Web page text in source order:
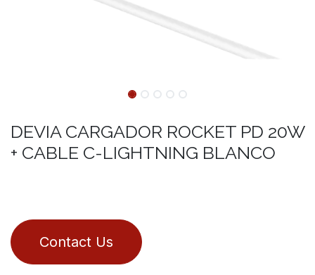
DEVIA CARGADOR ROCKET PD 20W
+ CABLE C-LIGHTNING BLANCO
Contact Us